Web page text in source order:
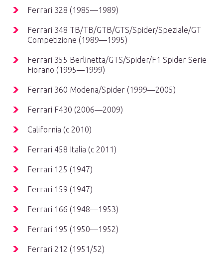
Ferrari 328 (1985—1989)
Ferrari 348 TB/TB/GTB/GTS/Spider/Speziale/GT
Competizione (1989—1995)
Ferrari 355 Berlinetta/GTS/Spider/F1 Spider Serie
Fiorano (1995—1999)
Ferrari 360 Modena/Spider (1999—2005)
Ferrari F430 (2006—2009)
California (с 2010)
Ferrari 458 Italia (с 2011)
Ferrari 125 (1947)
Ferrari 159 (1947)
Ferrari 166 (1948—1953)
Ferrari 195 (1950—1952)
Ferrari 212 (1951/52)